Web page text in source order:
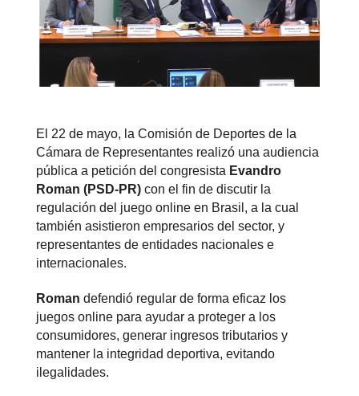
El 22 de mayo, la Comisión de Deportes de la
Cámara de Representantes realizó una audiencia
pública a petición del congresista Evandro
Roman (PSD-PR)con el fin de discutir la
regulación del juego online en Brasil, a la cual
también asistieron empresarios del sector, y
representantes de entidades nacionales e
internacionales.
Roman defendió regular de forma eficaz los
juegos online para ayudar a proteger a los
consumidores, generar ingresos tributarios y
mantener la integridad deportiva, evitando
ilegalidades.